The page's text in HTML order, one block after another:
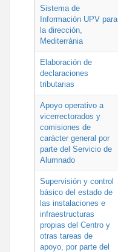
Sistema de
Información UPV para
la dirección,
Mediterrània
Elaboración de
declaraciones
tributarias
Apoyo operativo a
vicerrectorados y
comisiones de
carácter general por
parte del Servicio de
Alumnado
Supervisión y control
básico del estado de
las instalaciones e
infraestructuras
propias del Centro y
otras tareas de
apoyo, por parte del